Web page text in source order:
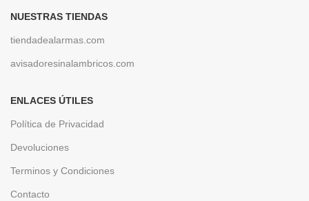
NUESTRAS TIENDAS
tiendadealarmas.com
avisadoresinalambricos.com
ENLACES ÚTILES
Política de Privacidad
Devoluciones
Terminos y Condiciones
Contacto